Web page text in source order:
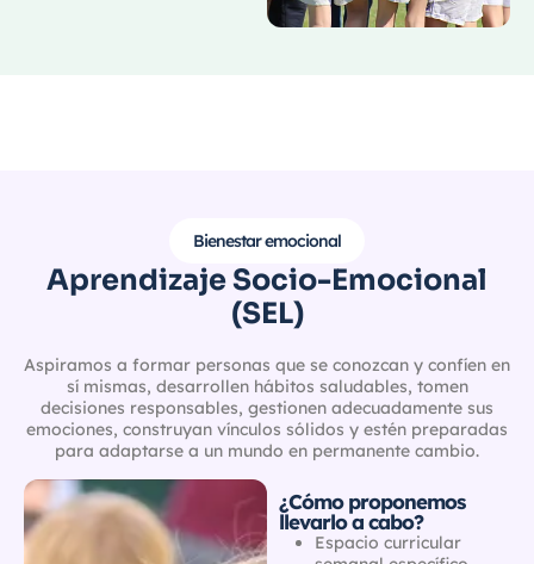
Bienestar emocional
Aprendizaje Socio-Emocional
(SEL)
Aspiramos a formar personas que se conozcan y confíen en
sí mismas, desarrollen hábitos saludables, tomen
decisiones responsables, gestionen adecuadamente sus
emociones, construyan vínculos sólidos y estén preparadas
para adaptarse a un mundo en permanente cambio.
¿Cómo proponemos
llevarlo a cabo?
Espacio curricular